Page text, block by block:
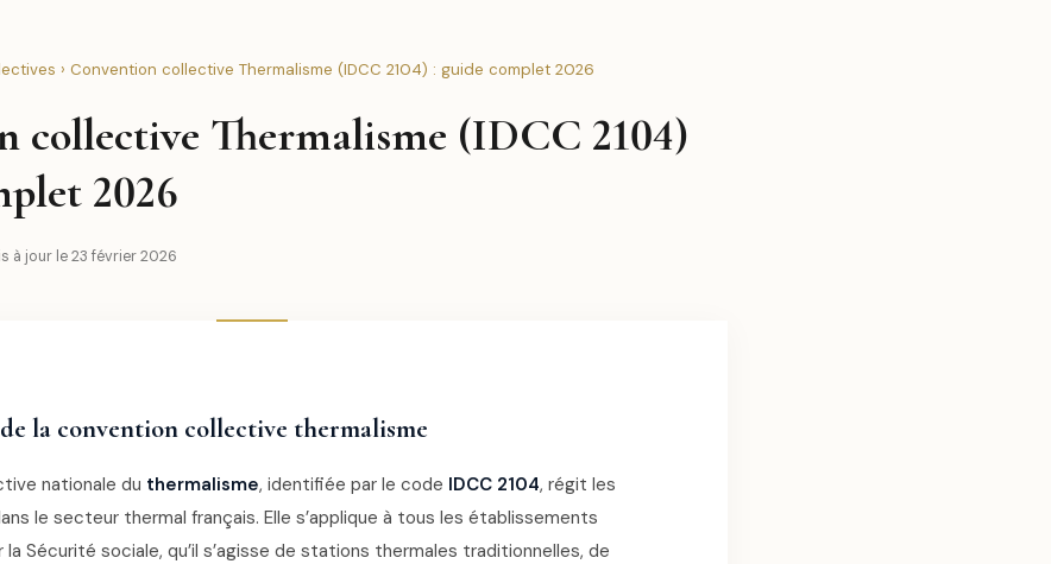
› Convention collective Thermalisme (IDCC 2104) : guide complet 2026
collective Thermalisme (IDCC 2104)
2026
à jour le 23 février 2026
la convention collective thermalisme
nationale du thermalisme, identifiée par le code IDCC 2104, régit les
le secteur thermal français. Elle s’applique à tous les établissements
la Sécurité sociale, qu’il s’agisse de stations thermales traditionnelles, de